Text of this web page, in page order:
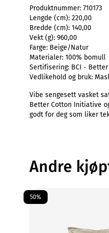
Produktnummer: 710173
Lengde (cm): 220,00
Bredde (cm): 140,00
Vekt (g): 960,00
Farge: Beige/Natur
Materialer: 100% bomull
Sertifisering: BCI -
Vedlikehold og bruk:
Vibe sengesett vasket
Better Cotton Initiative
godt for deg som liker
Andre
50%